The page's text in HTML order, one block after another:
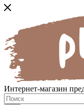
Интернет-магазин